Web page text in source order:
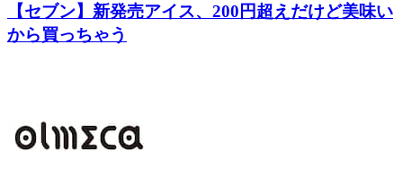
【セブン】新発売アイス、200円超えだけど美味い
から買っちゃう